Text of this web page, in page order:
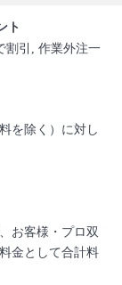
ト
割引, 作業外注一
を除く）に対し
お客様・プロ双
金として合計料